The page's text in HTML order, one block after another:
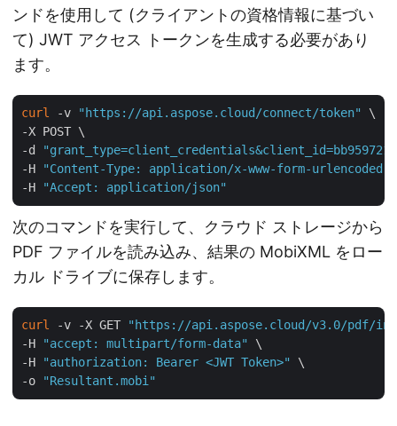
ンドを使用して (クライアントの資格情報に基づい
て) JWT アクセス トークンを生成する必要があり
ます。
curl -v "https://api.aspose.cloud/connect/token"
\
-X POST \
-d
"grant_type=client_credentials&client_id=bb959721-
-H
"Content-Type: application/x-www-form-urlencoded"
-H
"Accept: application/json"
次のコマンドを実行して、クラウド ストレージから
PDF ファイルを読み込み、結果の MobiXML をロー
カル ドライブに保存します。
curl -v -X GET
"https://api.aspose.cloud/v3.0/pdf/
-H
"accept: multipart/form-data"
\
-H
"authorization: Bearer <JWT Token>"
\
-o
"Resultant.mobi"